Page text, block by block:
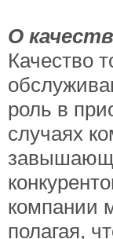
О
Качество
роль в
случаях
компании
полагая,